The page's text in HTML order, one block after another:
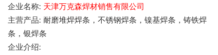
企业名称: 天津万克森焊材销售有限公司
主营产品: 耐磨堆焊焊条，不锈钢焊条，镍基焊条，铸铁焊
条，银焊条
企业介绍: